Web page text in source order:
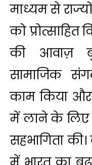
माध्यम से
को प्रोत्साहित
की आवाज़
सामाजिक
काम किया और
में लाने के लिए
सहभागिता